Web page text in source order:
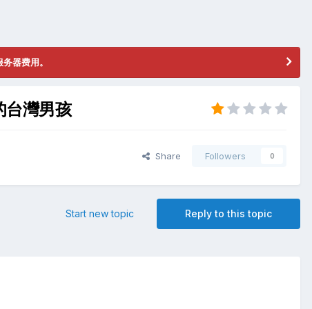
器费用。
台灣男孩
Share Followers 0
Reply to this topic
Start new topic